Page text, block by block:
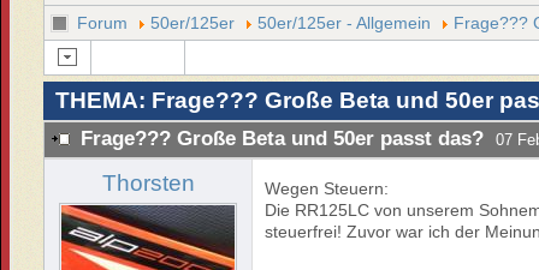
Forum
50er/125er 50er/125er - Allgemein Frage???
THEMA: Frage??? Große Beta und 50er
Frage??? Große Beta und 50er passt das? 07
Thorsten
Wegen Steuern:
Die RR125LC von unserem
steuerfrei! Zuvor war ich der